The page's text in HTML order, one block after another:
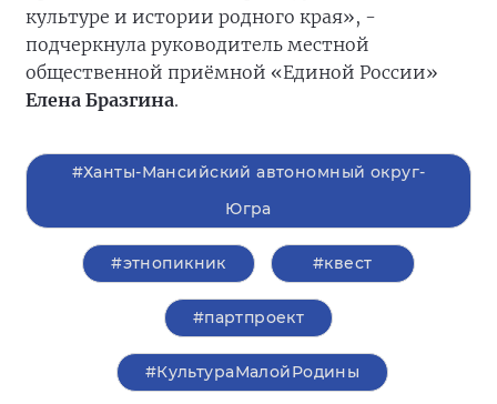
культуре и истории родного края», -
подчеркнула руководитель местной
общественной приёмной «Единой России»
Елена Бразгина.
#Ханты-Мансийский автономный округ-
Югра
#этнопикник #квест
#партпроект
#КультураМалойРодины